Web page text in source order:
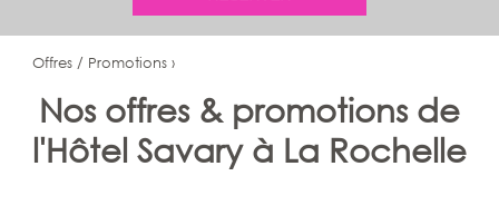
Offres / Promotions ›
Nos offres & promotions de
l'Hôtel Savary à La Rochelle